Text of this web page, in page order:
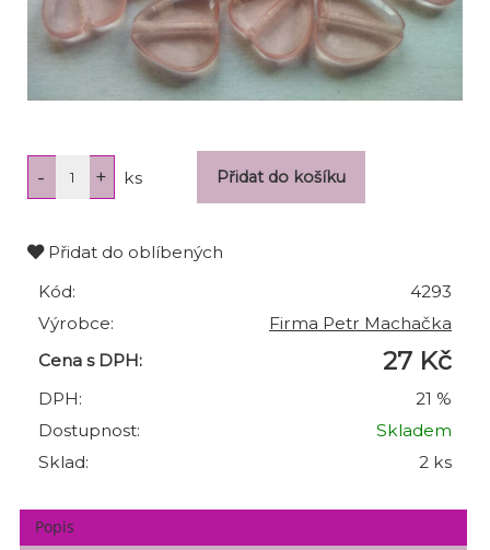
ks
Přidat do oblíbených
Kód:
4293
Výrobce:
Firma Petr Machačka
Cena s DPH:
27 Kč
DPH:
21 %
Dostupnost:
Skladem
Sklad:
2 ks
Popis